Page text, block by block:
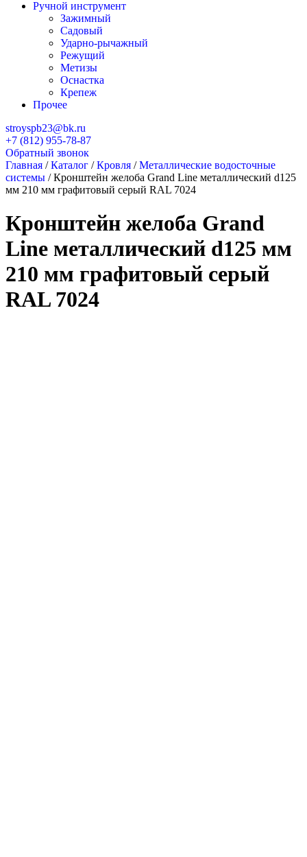
Ручной инструмент
Зажимный
Садовый
Ударно-рычажный
Режущий
Метизы
Оснастка
Крепеж
Прочее
stroyspb23@bk.ru
+7 (812) 955-78-87
Обратный звонок
Главная /Каталог /Кровля /Металлические водосточные
системы /Кронштейн желоба Grand Line металлический d125
мм 210 мм графитовый серый RAL 7024
Кронштейн желоба Grand
Line металлический d125 мм
210 мм графитовый серый
RAL 7024